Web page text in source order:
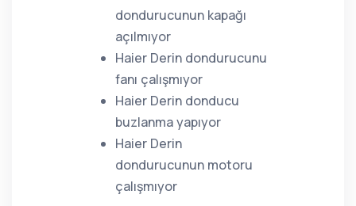
dondurucunun kapağı
açılmıyor
Haier Derin dondurucunu
fanı çalışmıyor
Haier Derin donducu
buzlanma yapıyor
Haier Derin
dondurucunun motoru
çalışmıyor